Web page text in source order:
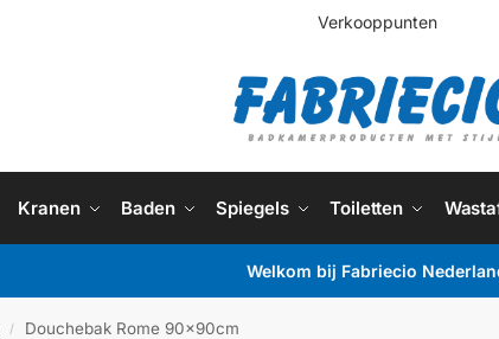
Verkooppunten
Kranen Baden Spiegels Toiletten
Welkom bij Fabriecio
/ Douchebak Rome 90x90cm